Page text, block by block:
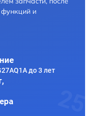
и
до 3 лет